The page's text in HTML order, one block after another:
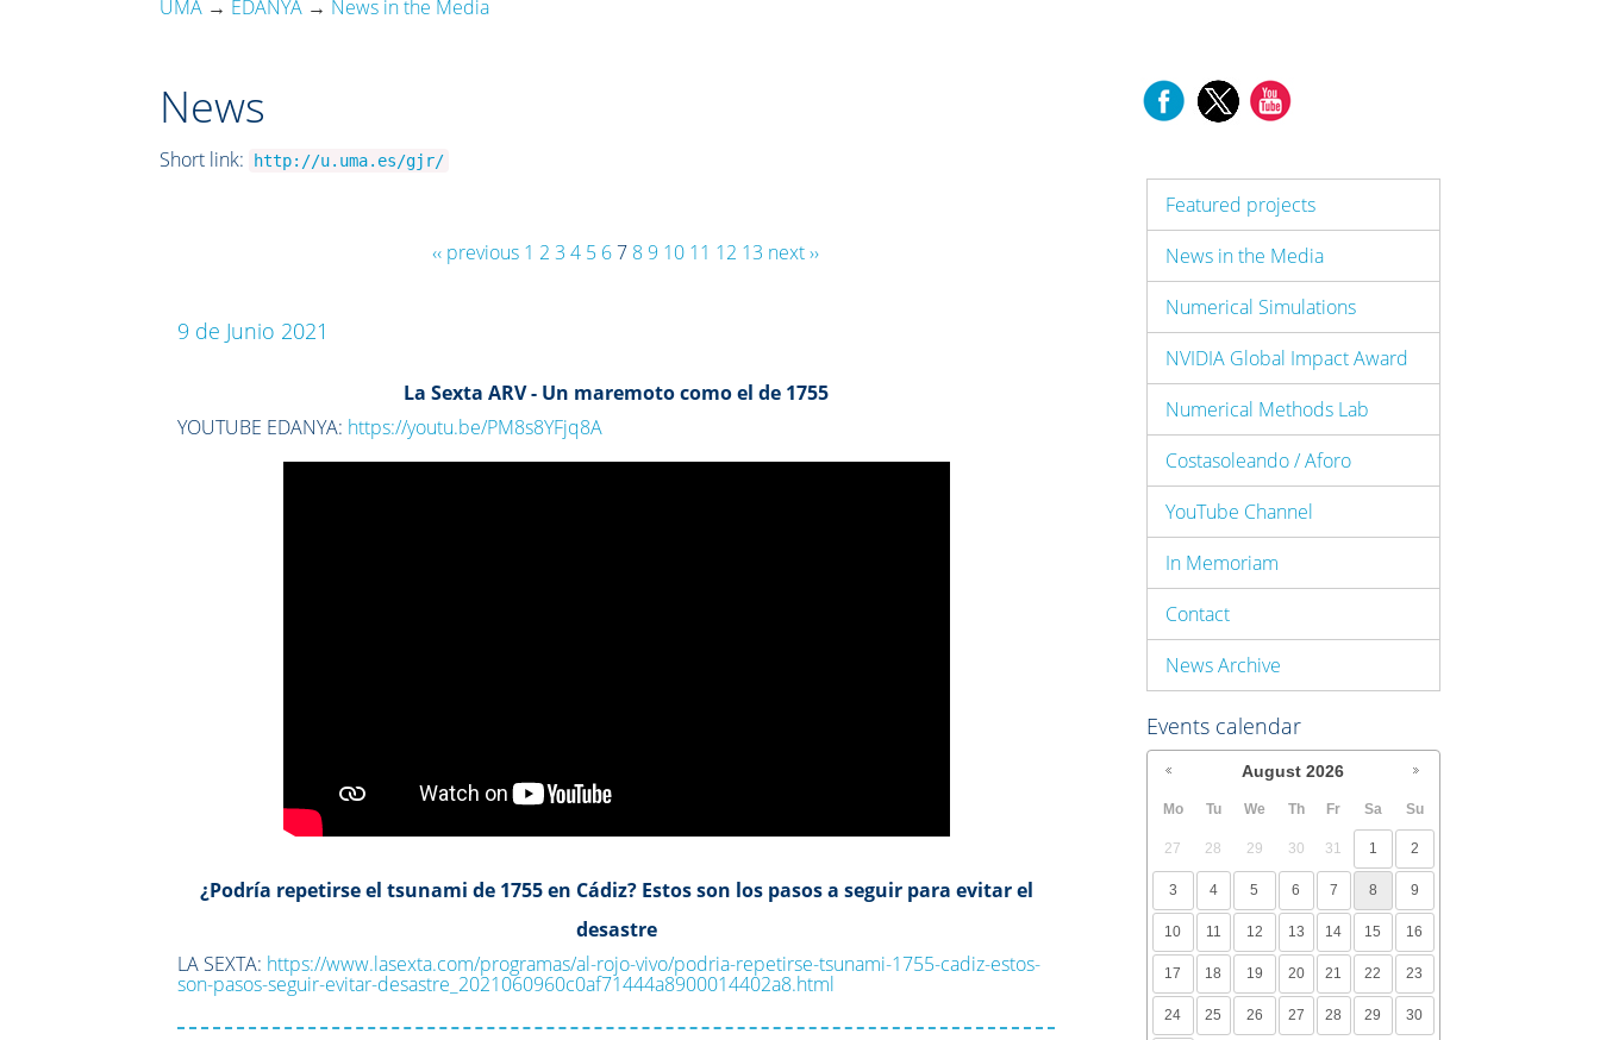
UMA → EDANYA → News in the Media
News
Short link: http://u.uma.es/gjr/
‹‹ previous 1 2 3 4 5 67 8 9 10 11 12 13 next ››
9 de Junio 2021
La Sexta ARV - Un maremoto como el de 1755
YOUTUBE EDANYA: https://youtu.be/PM8s8YFjq8A
¿Podría repetirse el tsunami de 1755 en Cádiz? Estos son los pasos a seguir para evitar el
desastre
LA SEXTA: https://www.lasexta.com/programas/al-rojo-vivo/podria-repetirse-tsunami-1755-cadiz-estos-
son-pasos-seguir-evitar-desastre_2021060960c0af71444a8900014402a8.html
Featured projects
News in the Media
Numerical Simulations
NVIDIA Global Impact Award
Numerical Methods Lab
Costasoleando / Aforo
YouTube Channel
In Memoriam
Contact
News Archive
Events calendar
August 2026
Mo Tu We Th Fr Sa Su
27 28 29 30 31 1 2
3 4 5 6 7 8 9
10 11 12 13 14 15 16
17 18 19 20 21 22 23
24 25 26 27 28 29 30